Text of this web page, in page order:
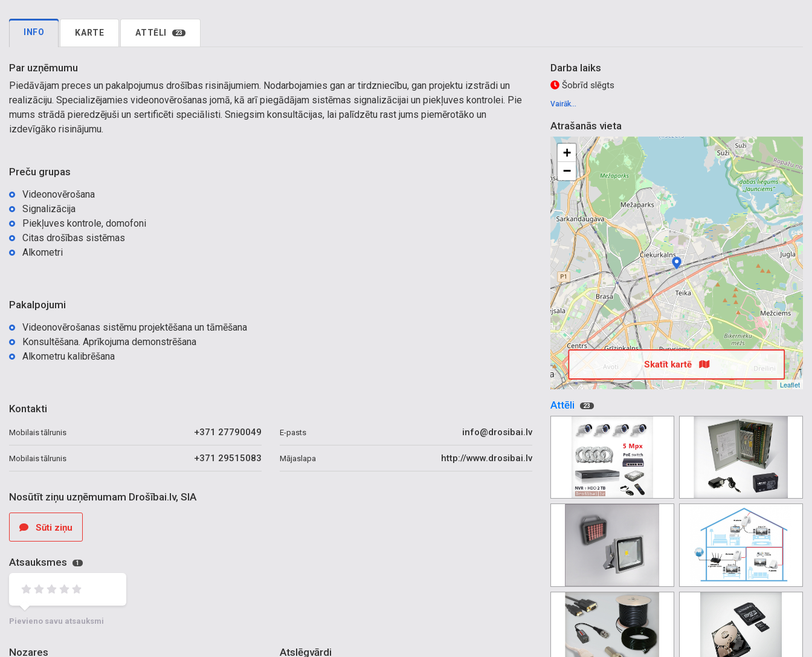
INFO KARTE ATTĒLI 23
Par uzņēmumu
Piedāvājam preces un pakalpojumus drošības risinājumiem. Nodarbojamies gan ar tirdzniecību, gan projektu izstrādi un
realizāciju. Specializējamies videonovērošanas jomā, kā arī piegādājam sistēmas signalizācijai un piekļuves kontrolei. Pie
mums strādā pieredzējuši un sertificēti speciālisti. Sniegsim konsultācijas, lai palīdzētu rast jums piemērotāko un
izdevīgāko risinājumu.
Preču grupas
Videonovērošana
Signalizācija
Piekļuves kontrole, domofoni
Citas drošības sistēmas
Alkometri
Pakalpojumi
Videonovērošanas sistēmu projektēšana un tāmēšana
Konsultēšana. Aprīkojuma demonstrēšana
Alkometru kalibrēšana
Kontakti
Mobilais tālrunis +371 27790049
Mobilais tālrunis +371 29515083
E-pasts info@drosibai.lv
Mājaslapa http://www.drosibai.lv
Nosūtīt ziņu uzņēmumam Drošībai.lv, SIA
Sūti ziņu
Atsauksmes 1
Pievieno savu atsauksmi
Nozares Atslēgvārdi
Darba laiks
Šobrīd slēgts
Vairāk...
Atrašanās vieta
+
−
Leaflet
Skatīt kartē
Attēli 23